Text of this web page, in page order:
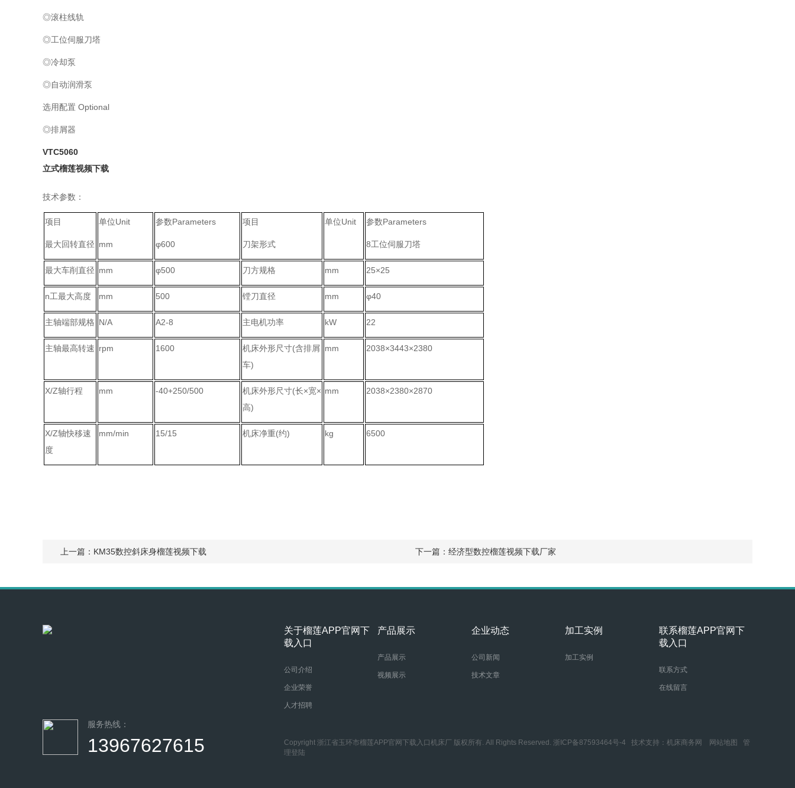
◎滚柱线轨
◎工位伺服刀塔
◎冷却泵
◎自动润滑泵
选用配置 Optional
◎排屑器
VTC5060
立式榴莲视频下载
技术参数：
项目
最大回转直径
单位Unit
mm
参数Parameters
φ600
项目
刀架形式
单位Unit 参数Parameters
8工位伺服刀塔
最大车削直径 mm φ500 刀方规格 mm 25×25
n工最大高度 mm 500 镗刀直径 mm φ40
主轴端部规格 N/A A2-8 主电机功率 kW 22
主轴最高转速 rpm 1600
机床外形尺寸(含排屑
车)
mm 2038×3443×2380
X/Z轴行程 mm -40+250/500
机床外形尺寸(长×宽×
高)
mm 2038×2380×2870
X/Z轴快移速
度
mm/min 15/15 机床净重(约) kg 6500
上一篇： KM35数控斜床身榴莲视频下载 下一篇： 经济型数控榴莲视频下载厂家
服务热线：
13967627615
关于榴莲APP官网下
载入口
公司介绍
企业荣誉
人才招聘
产品展示
产品展示
视频展示
企业动态
公司新闻
技术文章
加工实例
加工实例
联系榴莲APP官网下
载入口
联系方式
在线留言
Copyright 浙江省玉环市榴莲APP官网下载入口机床厂 版权所有. All Rights Reserved. 浙ICP备87593464号-4 技术支持： 机床商务网 网站地图
管
理登陆